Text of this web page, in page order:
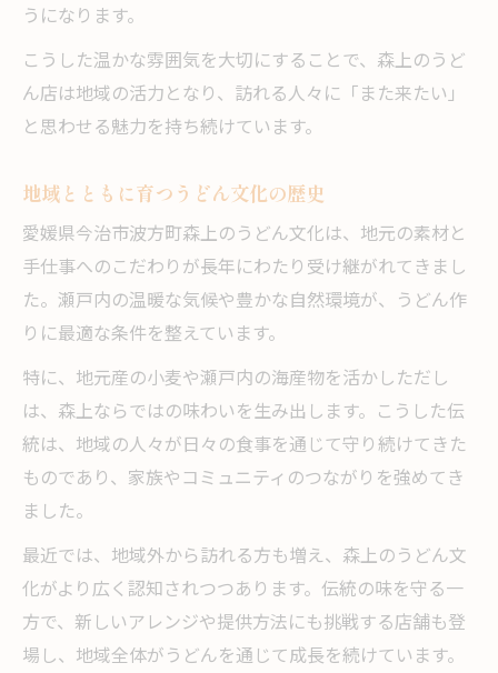
うになります。
こうした温かな雰囲気を大切にすることで、森上のうど
ん店は地域の活力となり、訪れる人々に「また来たい」
と思わせる魅力を持ち続けています。
地域とともに育つうどん文化の歴史
愛媛県今治市波方町森上のうどん文化は、地元の素材と
手仕事へのこだわりが長年にわたり受け継がれてきまし
た。瀬戸内の温暖な気候や豊かな自然環境が、うどん作
りに最適な条件を整えています。
特に、地元産の小麦や瀬戸内の海産物を活かしただし
は、森上ならではの味わいを生み出します。こうした伝
統は、地域の人々が日々の食事を通じて守り続けてきた
ものであり、家族やコミュニティのつながりを強めてき
ました。
最近では、地域外から訪れる方も増え、森上のうどん文
化がより広く認知されつつあります。伝統の味を守る一
方で、新しいアレンジや提供方法にも挑戦する店舗も登
場し、地域全体がうどんを通じて成長を続けています。